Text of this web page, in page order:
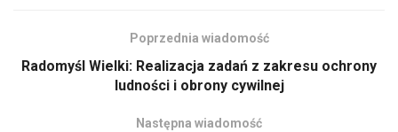
Poprzednia wiadomość
Radomyśl Wielki: Realizacja zadań z zakresu ochrony
ludności i obrony cywilnej
Następna wiadomość